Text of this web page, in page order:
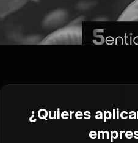
¿Quieres